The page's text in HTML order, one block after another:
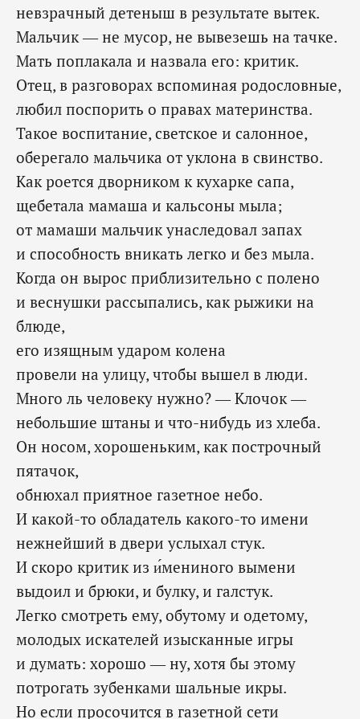
невзрачный детеныш в результате вытек.
Мальчик — не мусор, не вывезешь на тачке.
Мать поплакала и назвала его: критик.
Отец, в разговорах вспоминая родословные,
любил поспорить о правах материнства.
Такое воспитание, светское и салонное,
оберегало мальчика от уклона в свинство.
Как роется дворником к кухарке сапа,
щебетала мамаша и кальсоны мыла;
от мамаши мальчик унаследовал запах
и способность вникать легко и без мыла.
Когда он вырос приблизительно с полено
и веснушки рассыпались, как рыжики на
блюде,
его изящным ударом колена
провели на улицу, чтобы вышел в люди.
Много ль человеку нужно? — Клочок —
небольшие штаны и что-нибудь из хлеба.
Он носом, хорошеньким, как построчный
пятачок,
обнюхал приятное газетное небо.
И какой-то обладатель какого-то имени
нежнейший в двери услыхал стук.
И скоро критик из и́мениного вымени
выдоил и брюки, и булку, и галстук.
Легко смотреть ему, обутому и одетому,
молодых искателей изысканные игры
и думать: хорошо — ну, хотя бы этому
потрогать зубенками шальные икры.
Но если просочится в газетной сети